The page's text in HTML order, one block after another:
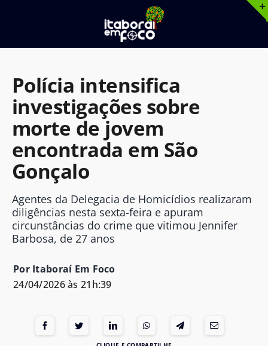
o
Polícia intensifica
investigações sobre
morte de jovem
encontrada em São
Gonçalo
Agentes da Delegacia de Homicídios realizaram
diligências nesta sexta-feira e apuram
circunstâncias do crime que vitimou Jennifer
Barbosa, de 27 anos
Por Itaboraí Em Foco
24/04/2026 às 21h:39